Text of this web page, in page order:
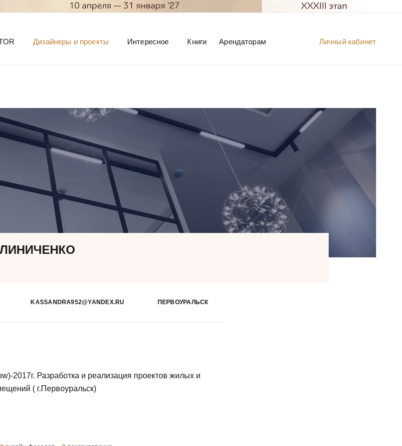
Личный кабинет
Дизайнеры и проекты Интересное Книги Арендаторам
KASSANDRA952@YANDEX.RU ПЕРВОУРАЛЬСК
2017г. Разработка и реализация проектов жилых и
( г.Первоуральск)